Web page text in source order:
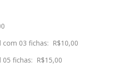
03 fichas: R$10,00
fichas: R$15,00